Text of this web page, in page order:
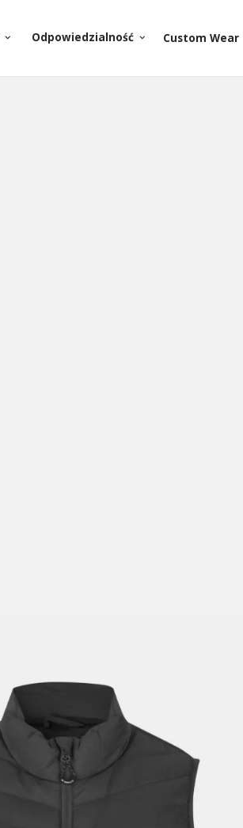
keyboard_arrow_down Odpowiedzialność keyboard_arrow_down Custom Wear